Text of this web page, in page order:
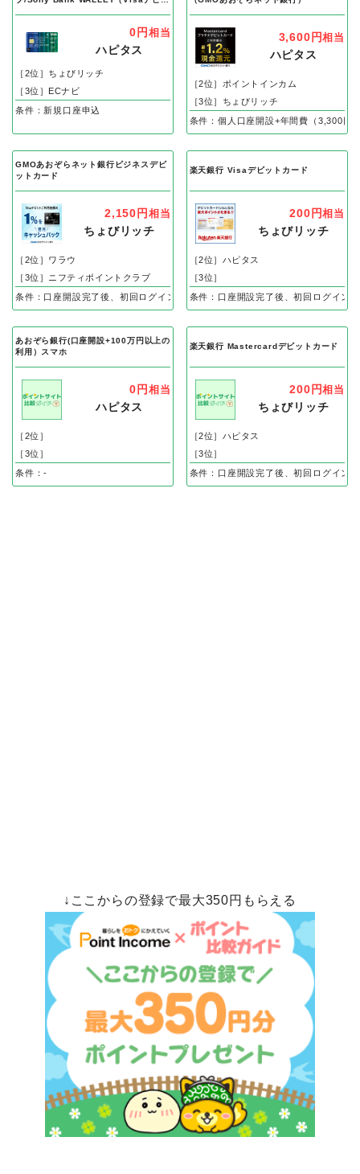
0円 相当
ハピタス
［2位］ちょびリッチ
［3位］ECナビ
条件：新規口座申込
3,600円相当
ハピタス
［2位］ポイントインカム
［3位］ちょびリッチ
条件：個人口座開設+年間費（3,300円
GMOあおぞらネット銀行ビジネスデビ
ットカード
2,150円 相当
ちょびリッチ
［2位］ワラウ
［3位］ニフティポイントクラブ
条件：口座開設完了後、初回ログイン
楽天銀行 Visaデビットカード
200円相当
ちょびリッチ
［2位］ハピタス
［3位］
条件：口座開設完了後、初回ログイン
あおぞら銀行(口座開設+100万円以上の
利用）スマホ
0円 相当
ハピタス
［2位］
［3位］
条件：-
楽天銀行 Mastercardデビットカード
200円相当
ちょびリッチ
［2位］ハピタス
［3位］
条件：口座開設完了後、初回ログイン
↓ここからの登録で最大350円もらえる